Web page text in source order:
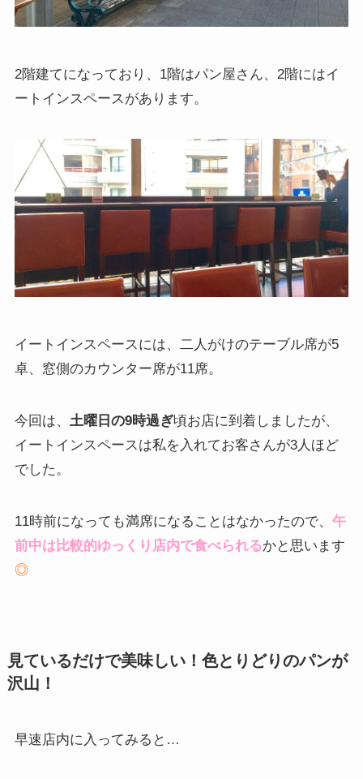
2階建てになっており、1階はパン屋さん、2階にはイ
ートインスペースがあります。
イートインスペースには、二人がけのテーブル席が5
卓、窓側のカウンター席が11席。
今回は、 土曜日の9時過ぎ頃お店に到着しましたが、
イートインスペースは私を入れてお客さんが3人ほど
でした。
11時前になっても満席になることはなかったので、 午
前中は比較的ゆっくり店内で食べられるかと思います
◎
見ているだけで美味しい！色とりどりのパンが
沢山！
早速店内に入ってみると…